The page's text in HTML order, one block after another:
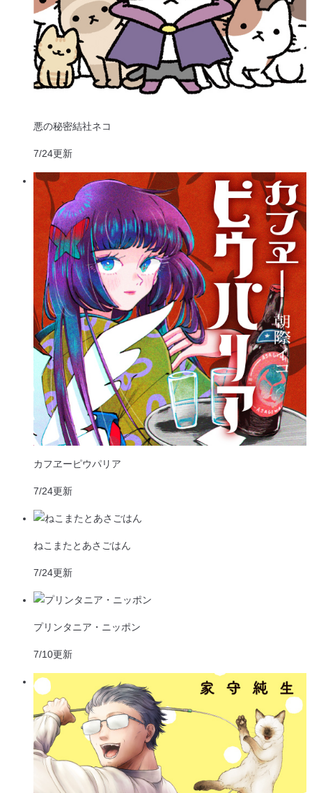
悪の秘密結社ネコ
7/24更新
カフヱーピウパリア
7/24更新
ねこまたとあさごはん
7/24更新
プリンタニア・ニッポン
7/10更新